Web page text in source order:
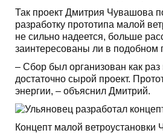
Так проект Дмитрия Чувашова
разработку прототипа малой
не сильно надеется, больше
заинтересованы ли в подобном
– Сбор был организован как
достаточно сырой проект.
энергии, – объяснил Дмитрий.
Концепт малой